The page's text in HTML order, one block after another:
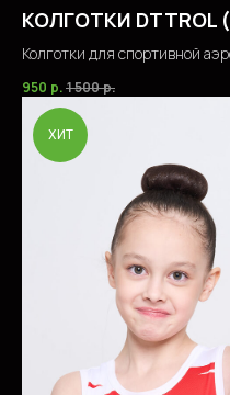
КОЛГОТКИ
Колготки для спортивной
950 р. 1 500р.
ХИТ